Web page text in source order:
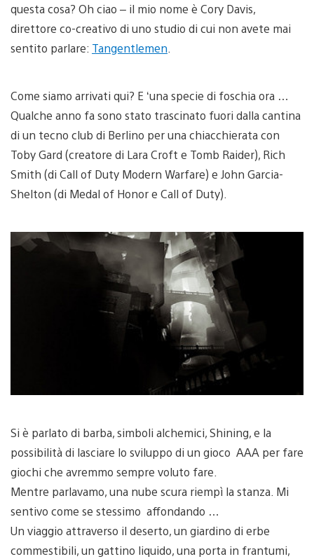
questa cosa? Oh ciao – il mio nome è Cory Davis,
direttore co-creativo di uno studio di cui non avete mai
sentito parlare: Tangentlemen
Come siamo arrivati qui? E ‘una specie di foschia ora …
Qualche anno fa sono stato trascinato fuori dalla cantina
di un tecno club di Berlino per una chiacchierata con
Toby Gard (creatore di Lara Croft e Tomb Raider), Rich
Smith (di Call of Duty Modern Warfare) e John Garcia-
Shelton (di Medal of Honor e Call of Duty).
Si è parlato di barba, simboli alchemici, Shining, e la
possibilità di lasciare lo sviluppo di un gioco AAA per fare
giochi che avremmo sempre voluto fare.
Mentre parlavamo, una nube scura riempì la stanza. Mi
sentivo come se stessimo affondando …
Un viaggio attraverso il deserto, un giardino di erbe
commestibili, un gattino liquido, una porta in frantumi,